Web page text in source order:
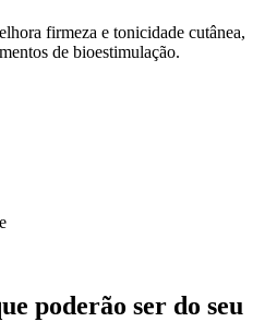
firmeza e tonicidade cutânea,
de bioestimulação.
poderão ser do seu